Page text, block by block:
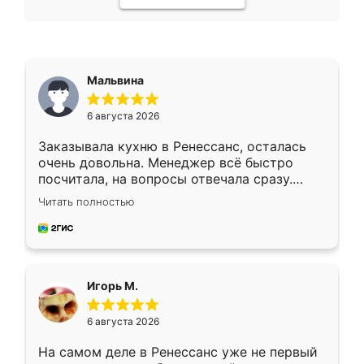
Мальвина
6 августа 2026
Заказывала кухню в Ренессанс, осталась
очень довольна. Менеджер всё быстро
посчитала, на вопросы отвечала сразу.
Замерщик приехал в субботу, подошёл к
делу со всей ответственностью. Собрали
за день, ребята работали аккуратно, даже
Читать полностью
Игорь М.
6 августа 2026
На самом деле в Ренессанс уже не первый